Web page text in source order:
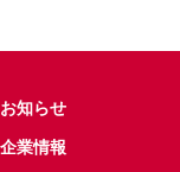
お知らせ
企業情報